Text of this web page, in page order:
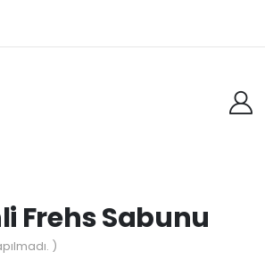
Frehs Sabunu
)